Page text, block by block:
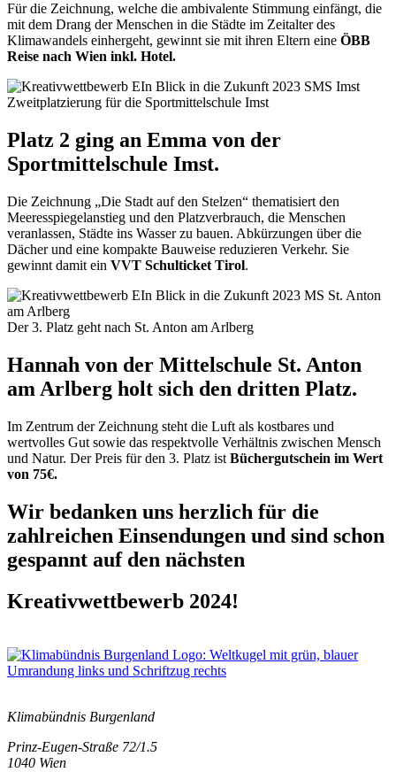
Für die Zeichnung, welche die ambivalente Stimmung einfängt, die
mit dem Drang der Menschen in die Städte im Zeitalter des
Klimawandels einhergeht, gewinnt sie mit ihren Eltern eine ÖBB
Reise nach Wien inkl. Hotel.
Zweitplatzierung für die Sportmittelschule Imst
Platz 2 ging an Emma von der
Sportmittelschule Imst.
Die Zeichnung „Die Stadt auf den Stelzen“ thematisiert den
Meeresspiegelanstieg und den Platzverbrauch, die Menschen
veranlassen, Städte ins Wasser zu bauen. Abkürzungen über die
Dächer und eine kompakte Bauweise reduzieren Verkehr. Sie
gewinnt damit ein VVT Schulticket Tirol.
Der 3. Platz geht nach St. Anton am Arlberg
Hannah von der Mittelschule St. Anton
am Arlberg holt sich den dritten Platz.
Im Zentrum der Zeichnung steht die Luft als kostbares und
wertvolles Gut sowie das respektvolle Verhältnis zwischen Mensch
und Natur. Der Preis für den 3. Platz ist Büchergutschein im Wert
von 75€.
Wir bedanken uns herzlich für die
zahlreichen Einsendungen und sind schon
gespannt auf den nächsten
Kreativwettbewerb 2024!
Klimabündnis Burgenland
Prinz-Eugen-Straße 72/1.5
1040 Wien